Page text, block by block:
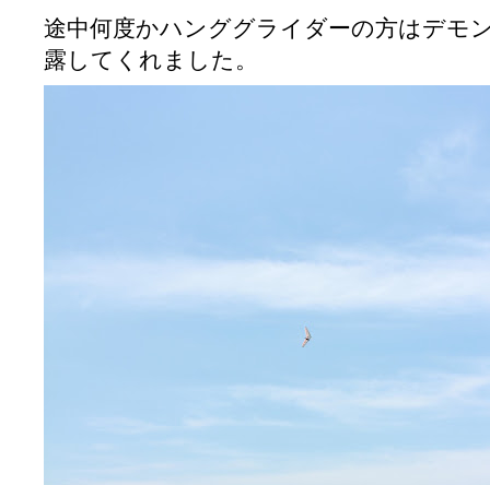
途中何度かハンググライダーの方はデモ
露してくれました。